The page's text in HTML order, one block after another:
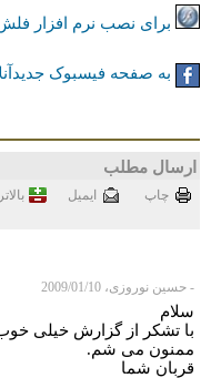
برای نصب نرم افزار فلش
به صفحه فیسبوک
ارسال مطلب
چاپ ايميل
- حسین نوروزی، 2009/01/10
سلام
با تشکر از گزارش خیلی
ممنون می شم.
قربان شما